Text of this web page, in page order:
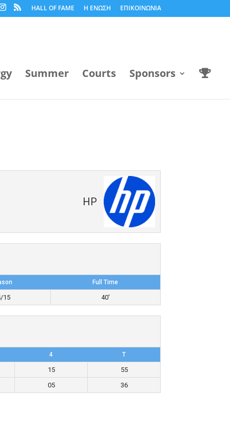
HALL OF FAME Η ΕΝΩΣΗ ΕΠΙΚΟΙΝΩΝΙΑ
Summer Courts Sponsors
HP
Full Time
15 40'
4 T
15
55
05 36